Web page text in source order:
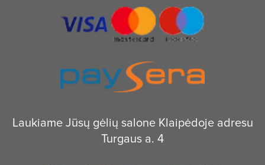
Laukiame Jūsų gėlių salone Klaipėdoje adresu
Turgaus a. 4